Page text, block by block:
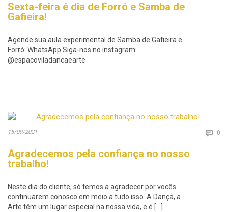
Sexta-feira é dia de Forró e Samba de
Gafieira!
Agende sua aula experimental de Samba de Gafieira e
Forró: WhatsApp Siga-nos no instagram:
@espacoviladancaearte
15/09/2021  0
Agradecemos pela confiança no nosso
trabalho!
Neste dia do cliente, só temos a agradecer por vocês
continuarem conosco em meio a tudo isso. A Dança, a
Arte têm um lugar especial na nossa vida, e é […]